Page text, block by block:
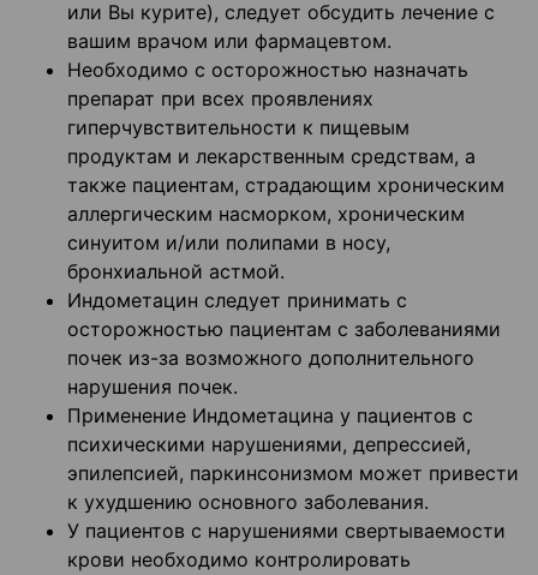
или Вы курите), следует обсудить лечение с
вашим врачом или фармацевтом.
Необходимо с осторожностью назначать
препарат при всех проявлениях
гиперчувствительности к пищевым
продуктам и лекарственным средствам, а
также пациентам, страдающим хроническим
аллергическим насморком, хроническим
синуитом и/или полипами в носу,
бронхиальной астмой.
Индометацин следует принимать с
осторожностью пациентам с заболеваниями
почек из-за возможного дополнительного
нарушения почек.
Применение Индометацина у пациентов с
психическими нарушениями, депрессией,
эпилепсией, паркинсонизмом может привести
к ухудшению основного заболевания.
У пациентов с нарушениями свертываемости
крови необходимо контролировать